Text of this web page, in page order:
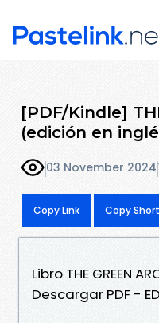
[PDF/Kindle]
(edición en
03 November 2024
Copy Link Copy
Libro THE GREEN
Descargar PDF -